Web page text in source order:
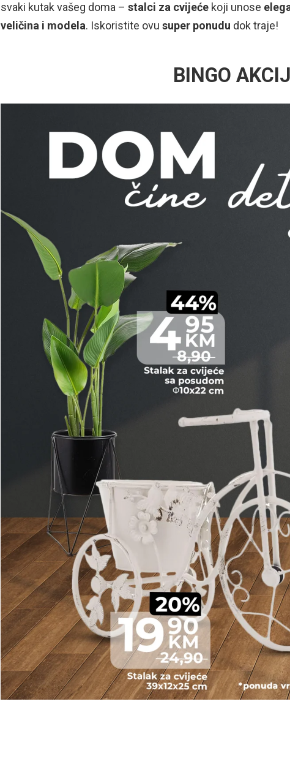
svaki kutak vašeg doma –stalci za cvijeće koji unose
veličina i modela. Iskoristite ovusuper ponudu dok traje!
BINGO